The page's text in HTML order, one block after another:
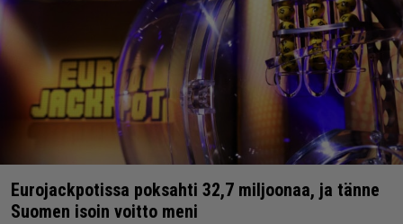
Eurojackpotissa poksahti 32,7 miljoonaa, ja tänne
Suomen isoin voitto meni